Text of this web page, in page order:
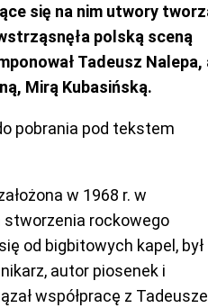
się na nim utwory
polską sceną
Tadeusz Nalepa,
Mirą Kubasińską.
pobrania pod tekstem
w 1968 r. w
rockowego
od bigbitowych kapel, był
autor piosenek i
współpracę z